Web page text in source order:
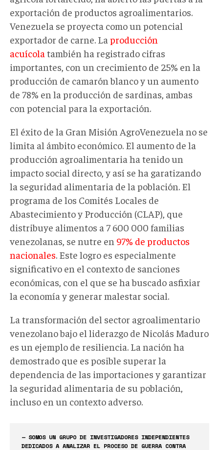
exportación de productos agroalimentarios.
Venezuela se proyecta como un potencial
exportador de carne. La producción
acuícola también ha registrado cifras
importantes, con un crecimiento de 25% en la
producción de camarón blanco y un aumento
de 78% en la producción de sardinas, ambas
con potencial para la exportación.
El éxito de la Gran Misión AgroVenezuela no se
limita al ámbito económico. El aumento de la
producción agroalimentaria ha tenido un
impacto social directo, y así se ha garatizando
la seguridad alimentaria de la población. El
programa de los Comités Locales de
Abastecimiento y Producción (CLAP), que
distribuye alimentos a 7 600 000 familias
venezolanas, se nutre en 97% de productos
nacionales. Este logro es especialmente
significativo en el contexto de sanciones
económicas, con el que se ha buscado asfixiar
la economía y generar malestar social.
La transformación del sector agroalimentario
venezolano bajo el liderazgo de Nicolás Maduro
es un ejemplo de resiliencia. La nación ha
demostrado que es posible superar la
dependencia de las importaciones y garantizar
la seguridad alimentaria de su población,
incluso en un contexto adverso.
— SOMOS UN GRUPO DE INVESTIGADORES INDEPENDIENTES
DEDICADOS A ANALIZAR EL PROCESO DE GUERRA CONTRA